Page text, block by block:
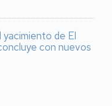
de El
con nuevos